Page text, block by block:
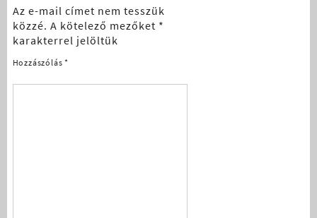
Az e-mail címet nem tesszük
közzé. A kötelező mezőket *
karakterrel jelöltük
Hozzászólás*